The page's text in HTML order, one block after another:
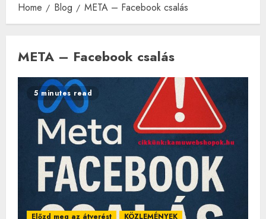
Home Blog META – Facebook csalás
META – Facebook csalás
5 minutes read
Előzd meg az átverést KÖZLEMÉNYEK